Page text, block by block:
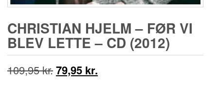
CHRISTIAN HJELM ‎– FØR VI
BLEV LETTE – CD (2012)
109,95kr.Den
79,95 kr.